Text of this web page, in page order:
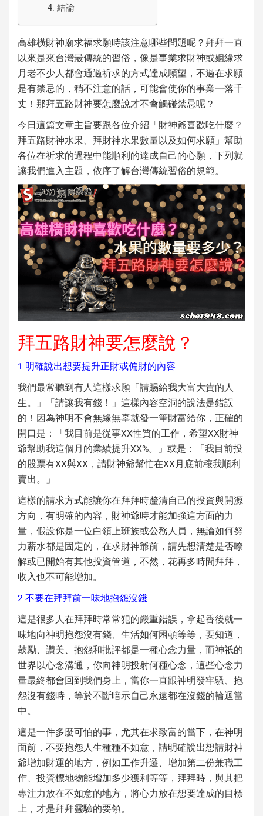
4. 結論
高雄橫財神廟求福求願時該注意哪些問題呢？拜拜一直
以來是來台灣最傳統的習俗，像是事業求財神或姻緣求
月老不少人都會通過祈求的方式達成願望，不過在求願
是有禁忌的，稍不注意的話，可能會使你的事業一落千
丈！那拜五路財神要怎麼說才不會觸碰禁忌呢？
今日這篇文章主旨要跟各位介紹「財神爺喜歡吃什麼 ？
拜五路財神水果、 拜財神水果數量以及如何求願」幫助
各位在祈求的過程中能順利的達成自己的心願，下列就
讓我們進入主題，依序了解台灣傳統習俗的規範。
拜五路財神要怎麼說？
1.明確說出想要提升正財或偏財的內容
我們最常聽到有人這樣求願「請賜給我大富大貴的人
生。」「請讓我有錢！」這樣內容空洞的說法是錯誤
的！因為神明不會無緣無辜就發一筆財富給你，正確的
開口是：「我目前是從事XX性質的工作，希望XX財神
爺幫助我這個月的業績提升XX%。」或是：「我目前投
的股票有XX與XX，請財神爺幫忙在XX月底前穰我順利
賣出。」
這樣的請求方式能讓你在拜拜時釐清自己的投資與開源
方向，有明確的內容，財神爺時才能加強這方面的力
量，假設你是一位白領上班族或公務人員，無論如何努
力薪水都是固定的，在求財神爺前，請先想清楚是否瞭
解或已開始有其他投資管道，不然，花再多時間拜拜，
收入也不可能增加。
2.不要在拜拜前一味地抱怨沒錢
這是很多人在拜拜時常常犯的嚴重錯誤，拿起香後就一
味地向神明抱怨沒有錢、生活如何困頓等等，要知道，
鼓勵、讚美、抱怨和批評都是一種心念力量，而神祇的
世界以心念溝通，你向神明投射何種心念，這些心念力
量最終都會回到我們身上，當你一直跟神明發牢騷、抱
怨沒有錢時，等於不斷暗示自己永遠都在沒錢的輪迴當
中。
這是一件多麼可怕的事，尤其在求致富的當下，在神明
面前，不要抱怨人生種種不如意，請明確說出想請財神
爺增加財運的地方，例如工作升遷、增加第二份兼職工
作、投資標地物能增加多少獲利等等，拜拜時，與其把
專注力放在不如意的地方，將心力放在想要達成的目標
上，才是拜拜靈驗的要領。